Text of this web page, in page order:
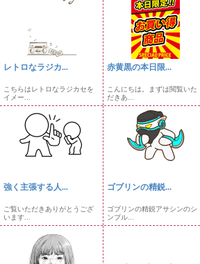
レトロなラジカ...
こちらはレトロなラジカセを
イメー...
赤黄黒の本日限...
こんにちは。まずは閲覧いた
だきあ...
強く主張する人...
ご覧いただきありがとうござ
います...
ゴブリンの精鋭...
ゴブリンの精鋭アサシンのシ
ンプル...